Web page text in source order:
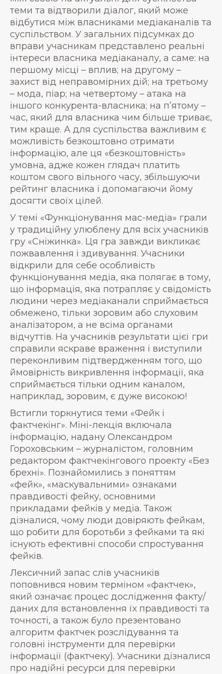
теми та відтворили діалог, який може
відбутися між власниками медіаканалів та
суспільством. У загальних підсумках до
вправи учасникам представлено реальні
інтереси власника медіаканалу, а саме: на
першому місці – вплив; на другому –
захист від неправомірних дій; на третьому
– мода, піар; на четвертому – атака на
іншого конкурента-власника; на п’ятому –
час, який для власника чим більше триває,
тим краще. А для суспільства важливим є
можливість безкоштовно отримати
інформацію, але ця «безкоштовність»
умовна, адже кожен глядач платить
коштом свого вільного часу, збільшуючи
рейтинг власника і допомагаючи йому
досягти своїх цілей.
У темі «Функціонування мас-медіа» грали
у традиційну улюблену для всіх учасників
гру «Сніжинка». Ця гра завжди викликає
пожвавлення і здивування. Учасники
відкрили для себе особливість
функціонування медіа, яка полягає в тому,
що інформація, яка потрапляє у свідомість
людини через медіаканали сприймається
обмежено, тільки зоровим або слуховим
аналізатором, а не всіма органами
відчуттів. На учасників результати цієї гри
справили яскраве враження і виступили
переконливим підтвердженням того, що
ймовірність викривлення інформації, яка
сприймається тільки одним каналом,
наприклад, зоровим, є дуже високою!
Встигли торкнутися теми «Фейк і
фактчекінг». Міні-лекція включала
інформацію, надану Олександром
Гороховським – журналістом, головним
редактором фактчекінгового проекту «Без
брехні». Познайомились з поняттям
«фейк», «маскувальними» ознаками
правдивості фейку, основними
прикладами фейків у медіа. Також
дізналися, чому люди довіряють фейкам,
що робити для боротьби з фейками та які
існують ефективні способи спростування
фейків.
Лексичний запас слів учасників
поповнився новим терміном «фактчек»,
який означає процес дослідження факту/
даних для встановлення їх правдивості та
точності, а також було презентовано
алгоритм фактчек розслідування та
головні інструменти для перевірки
інформації (фактчеку). Учасники дізналися
про надійні ресурси для перевірки